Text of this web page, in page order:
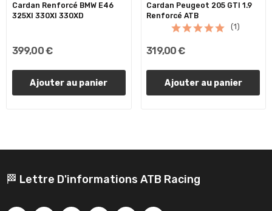
Cardan Renforcé BMW E46
325XI 330XI 330XD
399,00 €
Ajouter au panier
Cardan Peugeot 205 GTI 1.9
Renforcé ATB
(1)
319,00 €
Ajouter au panier
🏁 Lettre D'informations ATB Racing